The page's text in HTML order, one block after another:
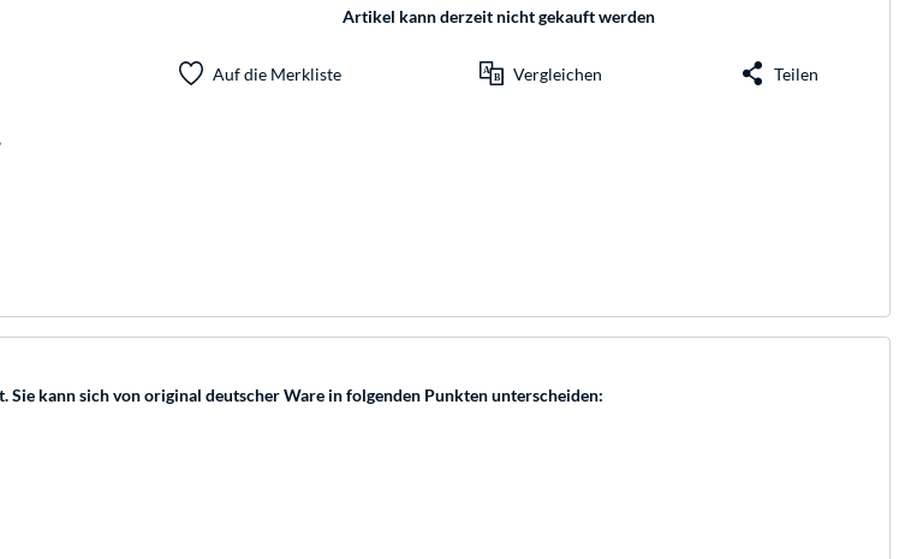
Artikel kann derzeit nicht gekauft werden
Auf die Merkliste Vergleichen Teilen
kann sich von original deutscher Ware in folgenden Punkten unterscheiden: